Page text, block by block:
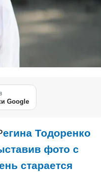
Google
егина Тодоренко
фото с
старается